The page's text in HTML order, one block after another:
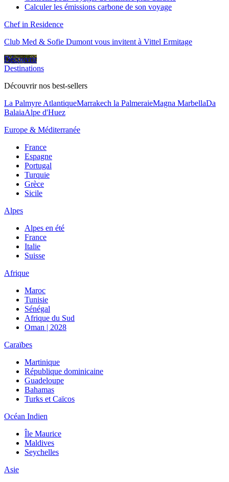
Calculer les émissions carbone de son voyage
Chef in Residence
Club Med & Sofie Dumont vous invitent à Vittel Ermitage
Découvrir
Destinations
Découvrir nos best-sellers
La Palmyre AtlantiqueMarrakech la PalmeraieMagna MarbellaDa
BalaiaAlpe d'Huez
Europe & Méditerranée
France
Espagne
Portugal
Turquie
Grèce
Sicile
Alpes
Alpes en été
France
Italie
Suisse
Afrique
Maroc
Tunisie
Sénégal
Afrique du Sud
Oman | 2028
Caraïbes
Martinique
République dominicaine
Guadeloupe
Bahamas
Turks et Caïcos
Océan Indien
Île Maurice
Maldives
Seychelles
Asie